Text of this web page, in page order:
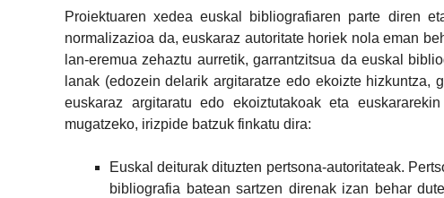
Proiektuaren xedea euskal bibliografiaren parte diren
normalizazioa da, euskaraz autoritate horiek nola eman
lan-eremua zehaztu aurretik, garrantzitsua da euskal
lanak (edozein delarik argitaratze edo ekoizte hizkuntza,
euskaraz argitaratu edo ekoiztutakoak eta
mugatzeko, irizpide batzuk finkatu dira:
Euskal deiturak dituzten pertsona-autoritateak.
bibliografia batean sartzen direnak izan behar